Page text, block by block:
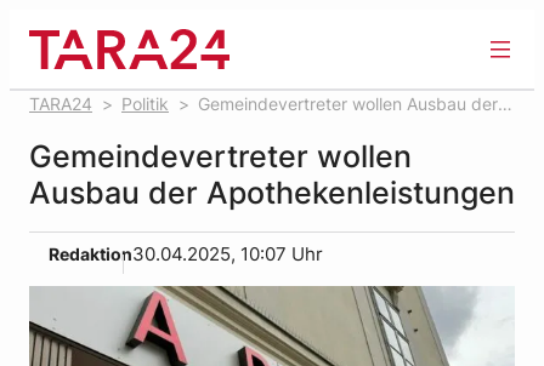
springen
TARA24 Politik
Gemeindevertreter wollen Ausbau der
Gemeindevertreter wollen
Ausbau der Apothekenleistungen
Redaktion30.04.2025, 10:07 Uhr